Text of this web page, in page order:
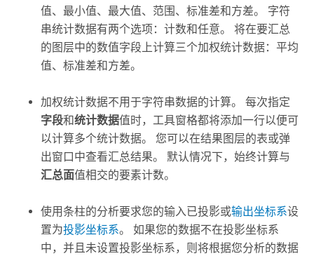
值、最小值、最大值、范围、标准差和方差。 字符
串统计数据有两个选项：计数和任意。 将在要汇总
的图层中的数值字段上计算三个加权统计数据：平均
值、标准差和方差。
加权统计数据不用于字符串数据的计算。 每次指定
字段和统计数据值时，工具窗格都将添加一行以便可
以计算多个统计数据。 您可以在结果图层的表或弹
出窗口中查看汇总结果。 默认情况下，始终计算与
汇总面值相交的要素计数。
使用条柱的分析要求您的输入已投影或输出坐标系设
置为投影坐标系。 如果您的数据不在投影坐标系
中，并且未设置投影坐标系，则将根据您分析的数据